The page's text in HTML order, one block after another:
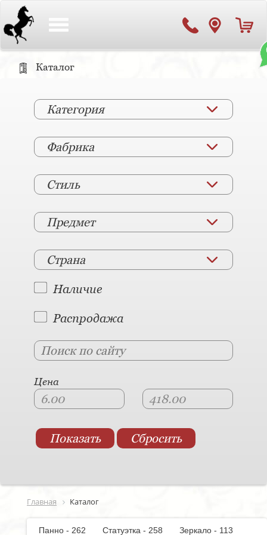
Каталог
Категория
Фабрика
Стиль
Предмет
Страна
Наличие
Распродажа
Цена
Главная Каталог
Панно - 262 Статуэтка - 258
Зеркало - 113